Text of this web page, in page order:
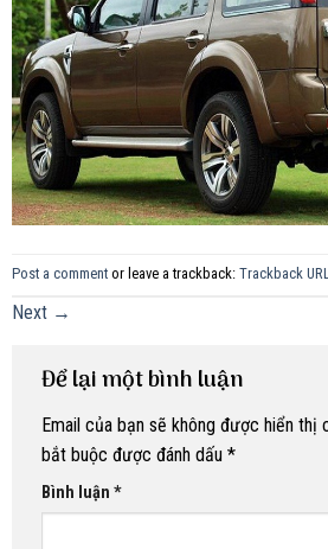
Post a comment or leave a trackback: Trackback
Next →
Để lại một bình luận
Email của bạn sẽ không được hiển thị
bắt buộc được đánh dấu *
Bình luận *